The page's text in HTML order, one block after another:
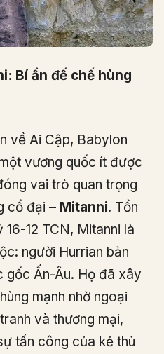
Bí ẩn đế chế hùng
về Ai Cập, Babylon
vương quốc ít được
vai trò quan trọng
cổ đại – Mitanni. Tồn
12 TCN, Mitanni là
người Hurrian bản
gốc Ấn-Âu. Họ đã xây
mạnh nhờ ngoại
và thương mại,
tấn công của kẻ thù